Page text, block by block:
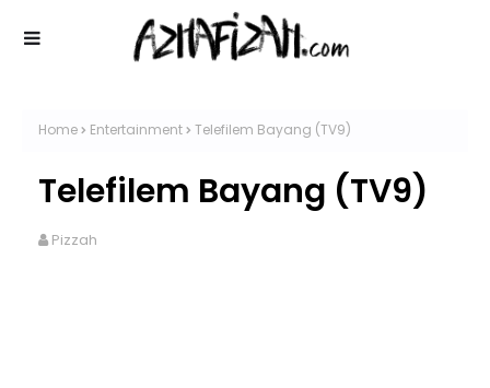
Home Entertainment Telefilem Bayang (TV9)
Telefilem Bayang (TV9)
Pizzah